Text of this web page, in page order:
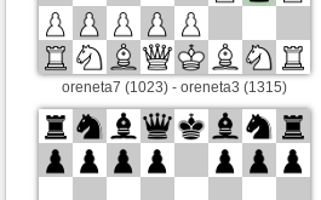
oreneta7 (1023) - oreneta3 (1315)